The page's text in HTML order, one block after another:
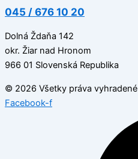
045 / 676 10 20
Dolná Ždaňa 142
okr. Žiar nad Hronom
966 01 Slovenská Republika
© 2026 Všetky práva vyhradené
Facebook-f